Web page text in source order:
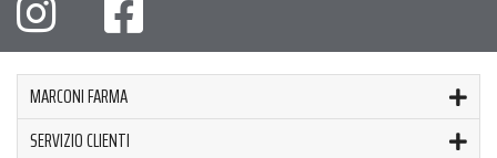
MARCONI FARMA
SERVIZIO CLIENTI